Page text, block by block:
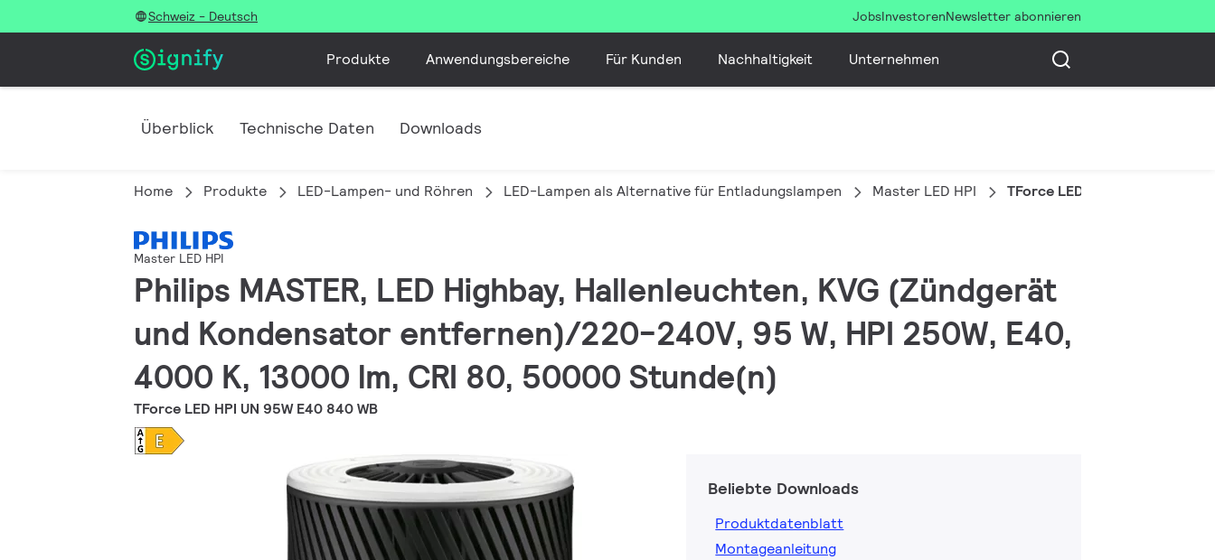
Schweiz - Deutsch JobsInvestorenNewsletter abonnieren
Produkte Anwendungsbereiche Für Kunden Nachhaltigkeit Unternehmen
Überblick Technische Daten Downloads
Home Produkte LED-Lampen- und Röhren LED-Lampen als Alternative für Entladungslampen Master LED HPI TForce LED HPI UN 95W E40
Master LED HPI
Philips MASTER, LED Highbay, Hallenleuchten, KVG (Zündgerät
und Kondensator entfernen)/220-240V, 95 W, HPI 250W, E40,
4000 K, 13000 lm, CRI 80, 50000 Stunde(n)
TForce LED HPI UN 95W E40 840 WB
Beliebte Downloads
Produktdatenblatt
Montageanleitung